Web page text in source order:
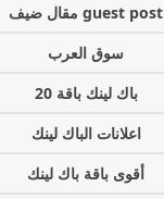
guest post مقال ضيف
سوق العرب
باك لينك باقة 20
اعلانات الباك لينك
أقوى باقة باك لينك